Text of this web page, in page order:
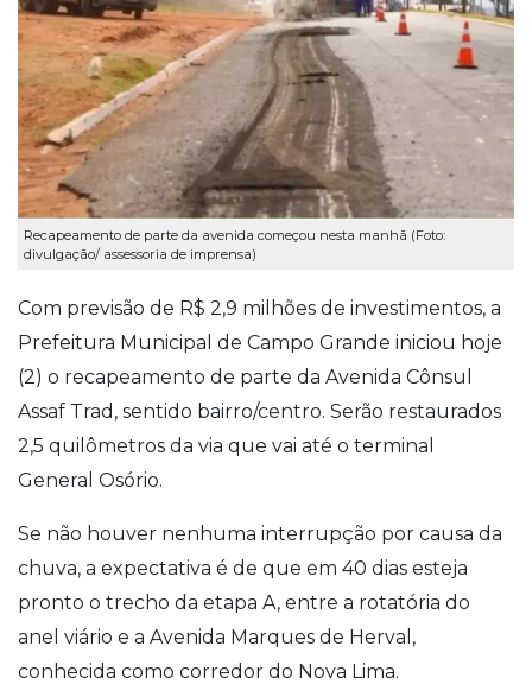
Recapeamento de parte da avenida começou nesta manhã (Foto:
divulgação/ assessoria de imprensa)
Com previsão de R$ 2,9 milhões de investimentos, a
Prefeitura Municipal de Campo Grande iniciou hoje
(2) o recapeamento de parte da Avenida Cônsul
Assaf Trad, sentido bairro/centro. Serão restaurados
2,5 quilômetros da via que vai até o terminal
General Osório.
Se não houver nenhuma interrupção por causa da
chuva, a expectativa é de que em 40 dias esteja
pronto o trecho da etapa A, entre a rotatória do
anel viário e a Avenida Marques de Herval,
conhecida como corredor do Nova Lima.